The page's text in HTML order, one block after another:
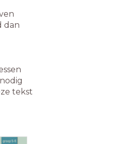
dan
tekst